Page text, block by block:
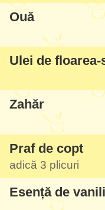
(cremă).
Ouă
Ulei de
Zahăr
Praf de copt
adică 3 plicuri
Esență de